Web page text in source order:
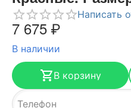
Написать
7 675₽
В наличии
В корзину